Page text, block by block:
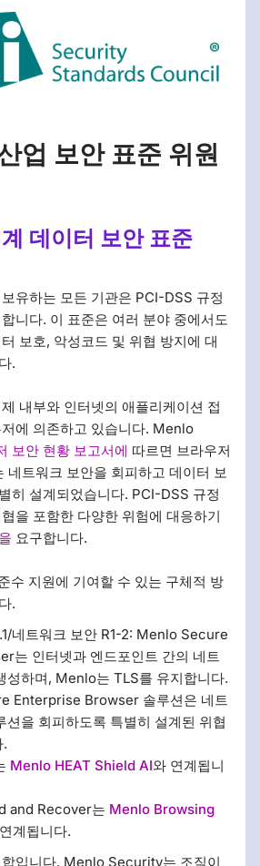
업 보안 표준 위원
데이터 보안 표준
유하는 모든 기관은 PCI-DSS 규정
니다. 이 표준은 여러 분야 중에서도
보호, 악성코드 및 위협 방지에 대
.
내부와 인터넷의 애플리케이션 접
에 의존하고 있습니다. Menlo
보안 현황 보고서에 따르면 브라우저
네트워크 보안을 회피하고 데이터 보
히 설계되었습니다. PCI-DSS 규정
을 포함한 다양한 위험에 대응하기
요구합니다.
수 지원에 기여할 수 있는 구체적 방
.
네트워크 보안 R1-2: Menlo Secure
는 인터넷과 엔드포인트 간의 네트
성하며, Menlo는 TLS를 유지합니다.
Enterprise Browser 솔루션은 네트
션을 회피하도록 특별히 설계된 위협
.
Menlo HEAT Shield AI와 연계됩니
and Recover는 Menlo Browsing
계됩니다.
입니다. Menlo Security는 조직이